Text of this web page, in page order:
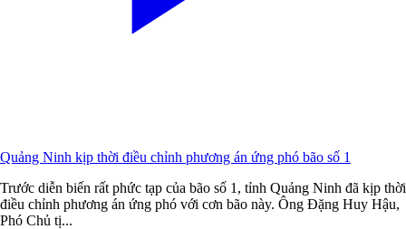
Quảng Ninh kịp thời điều chỉnh phương án ứng phó bão số 1
Trước diễn biến rất phức tạp của bão số 1, tỉnh Quảng Ninh đã kịp thời
điều chỉnh phương án ứng phó với cơn bão này. Ông Đặng Huy Hậu,
Phó Chủ tị...